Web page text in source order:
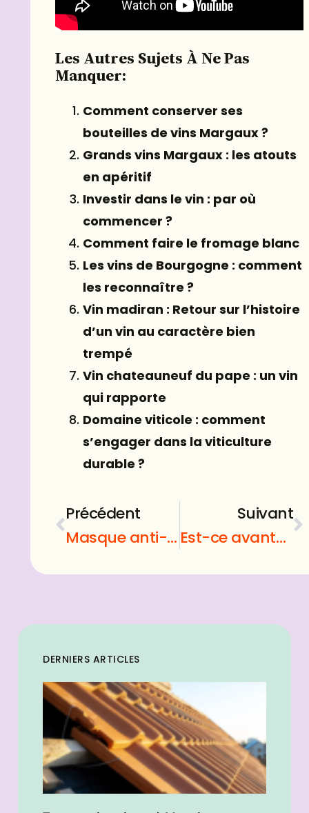
Les Autres Sujets À Ne Pas
Manquer:
Comment conserver ses
bouteilles de vins Margaux ?
Grands vins Margaux : les atouts
en apéritif
Investir dans le vin : par où
commencer ?
Comment faire le fromage blanc
Les vins de Bourgogne : comment
les reconnaître ?
Vin madiran : Retour sur l’histoire
d’un vin au caractère bien
trempé
Vin chateauneuf du pape : un vin
qui rapporte
Domaine viticole : comment
s’engager dans la viticulture
durable ?
Précédent
Masque anti-coronavirus : comment peut-on le personnaliser ?
Suivant
Est-ce avantageux de maintenir une personne âgée à domicile ?
DERNIERS ARTICLES